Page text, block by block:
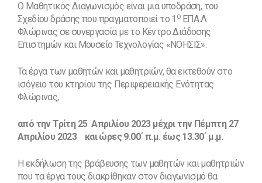
Ο Μαθητικός Διαγωνισμός είναι μια υποδράση, του
Σχεδίου δράσης που πραγματοποιεί το 1 οΕΠΑ.Λ
Φλώρινας σε συνεργασία με το Κέντρο Διάδοσης
Επιστημών και Μουσείο Τεχνολογίας «ΝΟΗΣΙΣ».
Τα έργα των μαθητών και μαθητριών, θα εκτεθούν στο
ισόγειο του κτηρίου της Περιφερειακής Ενότητας
Φλώρινας,
από την Τρίτη 25 Απριλίου 2023 μέχρι την Πέμπτη 27
Απριλίου 2023 και ώρες 9.00΄ π.μ. έως 13.30΄ μ.μ.
Η εκδήλωση της βράβευσης των μαθητών και μαθητριών
που τα έργα τους διακρίθηκαν στον διαγωνισμό θα